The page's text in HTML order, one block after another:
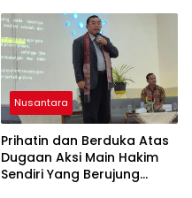
Nusantara
Prihatin dan Berduka Atas
Dugaan Aksi Main Hakim
Sendiri Yang Berujung